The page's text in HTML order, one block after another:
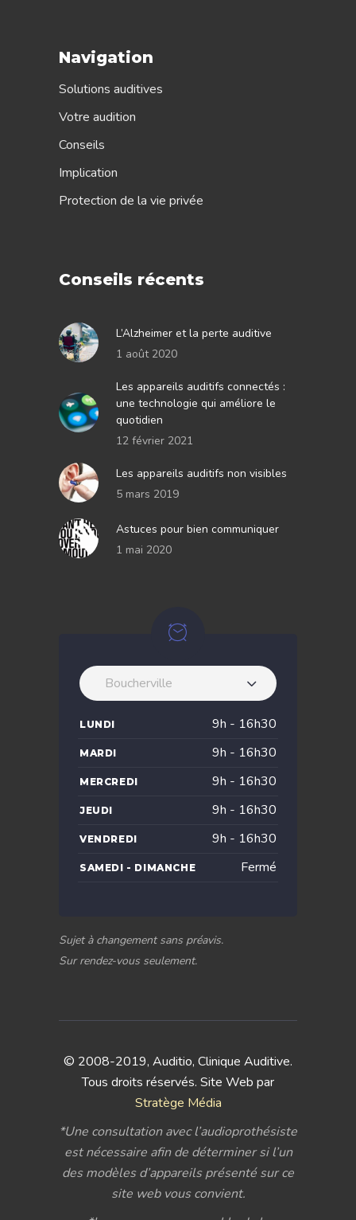
Navigation
Solutions auditives
Votre audition
Conseils
Implication
Protection de la vie privée
Conseils récents
L’Alzheimer et la perte auditive
1 août 2020
Les appareils auditifs connectés :
une technologie qui améliore le
quotidien
12 février 2021
Les appareils auditifs non visibles
5 mars 2019
Astuces pour bien communiquer
1 mai 2020
Boucherville
LUNDI 9h - 16h30
MARDI 9h - 16h30
MERCREDI 9h - 16h30
JEUDI 9h - 16h30
VENDREDI 9h - 16h30
SAMEDI - DIMANCHE Fermé
Sujet à changement sans préavis.
Sur rendez-vous seulement.
© 2008-2019, Auditio, Clinique Auditive.
Tous droits réservés. Site Web par
Stratège Média
*Une consultation avec l’audioprothésiste
est nécessaire afin de déterminer si l’un
des modèles d’appareils présenté sur ce
site web vous convient.